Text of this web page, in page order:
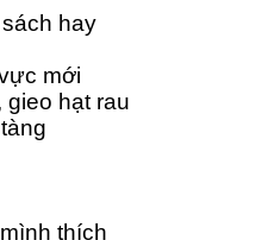
hay
mới
gieo hạt rau
thích